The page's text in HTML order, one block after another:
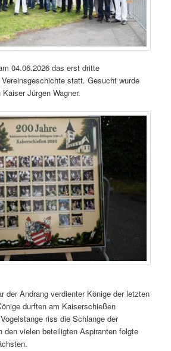
04.06.2026 das erst dritte
statt. Gesucht wurde
Jürgen Wagner.
der Andrang verdienter Könige der letzten
durften am Kaiserschießen
riss die Schlange der
den vielen beteiligten Aspiranten folgte